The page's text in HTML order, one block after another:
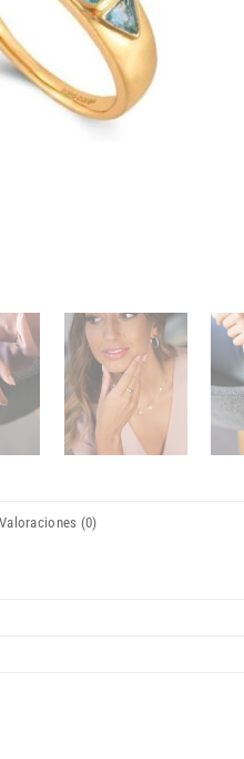
Valoraciones (0)